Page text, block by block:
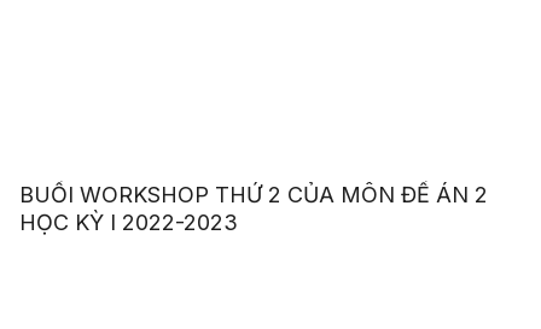
BUỔI WORKSHOP THỨ 2 CỦA MÔN ĐỀ ÁN 2
HỌC KỲ I 2022-2023